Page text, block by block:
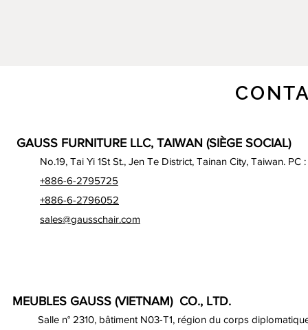
GAUSS FURNITURE LLC, TAIWAN (SIÈGE SOCIAL)
No.19, Tai Yi 1St St., Jen Te District, Tainan City, Taiwan. PC :
+886-6-2795725
+886-6-2796052
sales@gausschair.com
MEUBLES GAUSS (VIETNAM) CO., LTD.
Salle n° 2310, bâtiment N03-T1, région du corps